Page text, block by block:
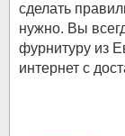
сделать
нужно. Вы
фурнитуру из
интернет с